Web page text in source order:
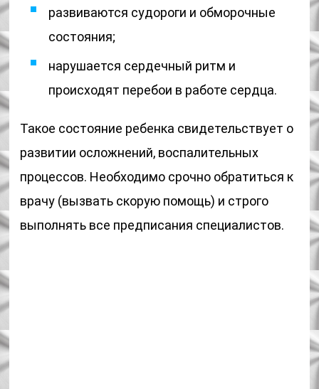
развиваются судороги и обморочные
состояния;
нарушается сердечный ритм и
происходят перебои в работе сердца.
Такое состояние ребенка свидетельствует о
развитии осложнений, воспалительных
процессов. Необходимо срочно обратиться к
врачу (вызвать скорую помощь) и строго
выполнять все предписания специалистов.